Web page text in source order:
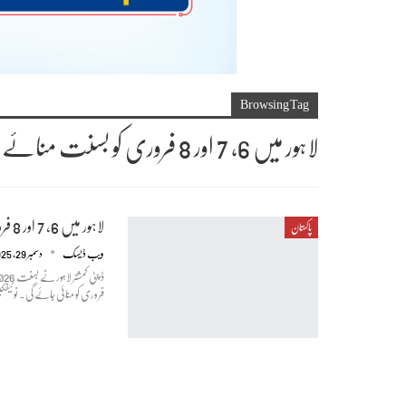
Browsing Tag
لاہور میں 6، 7 اور 8 فروری کو بسنت منائے جائی گی، نوٹیفکیشن جاری
پاکستان لاہور میں 6، 7 اور 8 فروری کو بسنت منائے جائی گی، نوٹیفکیشن جاری
ویب ڈیسک دسمبر 29, 2025
فروری کو منائی جائے گی۔